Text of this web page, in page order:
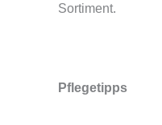
Sortiment.
Pflegetipps